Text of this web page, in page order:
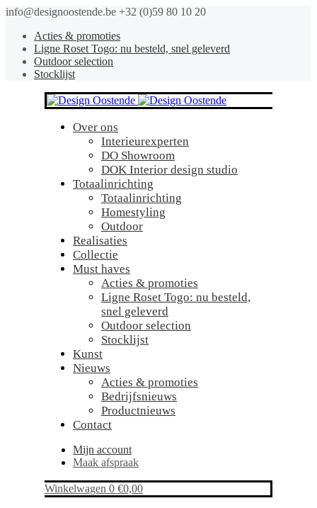
info@designoostende.be +32 (0)59 80 10 20
Acties & promoties
Ligne Roset Togo: nu besteld, snel geleverd
Outdoor selection
Stocklijst
Over ons
Interieurexperten
DO Showroom
DOK Interior design studio
Totaalinrichting
Totaalinrichting
Homestyling
Outdoor
Realisaties
Collectie
Must haves
Acties & promoties
Ligne Roset Togo: nu besteld,
snel geleverd
Outdoor selection
Stocklijst
Kunst
Nieuws
Acties & promoties
Bedrijfsnieuws
Productnieuws
Contact
Mijn account
Maak afspraak
Winkelwagen 0 €0,00